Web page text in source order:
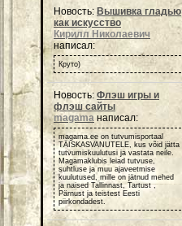
Новость: Вышивка гладью
как искусство
Кирилл Николаевич
написал:
Круто)
Новость: Флэш игры и
флэш сайты
magama написал:
magama.ee on tutvumisportaal
TÄISKASVANUTELE, kus võid jätta
tutvumiskuulutusi ja vastata neile.
Magamaklubis leiad tutvuse,
suhtluse ja muu ajaveetmise
kuulutused, mille on jätnud mehed
ja naised Tallinnast, Tartust ,
Pärnust ja teistest Eesti
piirkondadest.